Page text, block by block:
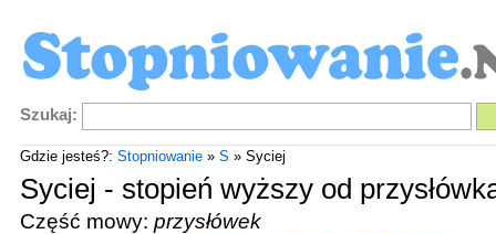
Szukaj:
Gdzie jesteś?: Stopniowanie» S » Syciej
Syciej - stopień wyższy od
Część mowy: przysłówek